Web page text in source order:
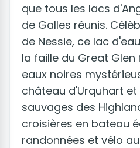
que tous les lacs
de Galles réunis.
de Nessie, ce lac
la faille du Great
eaux noires
château d'Urquhart
sauvages des
croisières en bateau
randonnées et vélo